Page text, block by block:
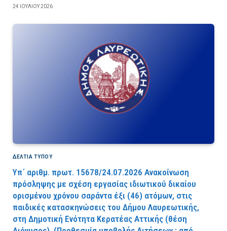
24 ΙΟΥΛΊΟΥ 2026
ΔΕΛΤΙΑ ΤΥΠΟΥ
Υπ΄ αριθμ. πρωτ. 15678/24.07.2026 Ανακοίνωση
πρόσληψης με σχέση εργασίας ιδιωτικού δικαίου
ορισμένου χρόνου σαράντα έξι (46) ατόμων, στις
παιδικές κατασκηνώσεις του Δήμου Λαυρεωτικής,
στη Δημοτική Ενότητα Κερατέας Αττικής (θέση